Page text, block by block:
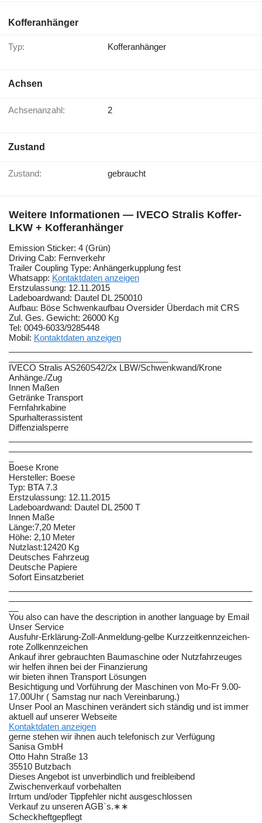
Kofferanhänger
Typ: Kofferanhänger
Achsen
Achsenanzahl: 2
Zustand
Zustand: gebraucht
Weitere Informationen — IVECO Stralis Koffer-
LKW + Kofferanhänger
Emission Sticker: 4 (Grün)
Driving Cab: Fernverkehr
Trailer Coupling Type: Anhängerkupplung fest
Whatsapp: Kontaktdaten anzeigen
Erstzulassung: 12.11.2015
Ladeboardwand: Dautel DL 250010
Aufbau: Böse Schwenkaufbau Oversider Überdach mit CRS
Zul. Ges. Gewicht: 26000 Kg
Tel: 0049-6033/9285448
Mobil: Kontaktdaten anzeigen
IVECO Stralis AS260S42/2x LBW/Schwenkwand/Krone
Anhänge./Zug
Innen Maßen
Getränke Transport
Fernfahrkabine
Spurhalterassistent
Diffenzialsperre
Boese Krone
Hersteller: Boese
Typ: BTA 7.3
Erstzulassung: 12.11.2015
Ladeboardwand: Dautel DL 2500 T
Innen Maße
Länge:7,20 Meter
Höhe: 2,10 Meter
Nutzlast:12420 Kg
Deutsches Fahrzeug
Deutsche Papiere
Sofort Einsatzberiet
You also can have the description in another language by Email
Unser Service
Ausfuhr-Erklärung-Zoll-Anmeldung-gelbe Kurzzeitkennzeichen-
rote Zollkennzeichen
Ankauf ihrer gebrauchten Baumaschine oder Nutzfahrzeuges
wir helfen ihnen bei der Finanzierung
wir bieten ihnen Transport Lösungen
Besichtigung und Vorführung der Maschinen von Mo-Fr 9.00-
17.00Uhr ( Samstag nur nach Vereinbarung.)
Unser Pool an Maschinen verändert sich ständig und ist immer
aktuell auf unserer Webseite
Kontaktdaten anzeigen
gerne stehen wir ihnen auch telefonisch zur Verfügung
Sanisa GmbH
Otto Hahn Straße 13
35510 Butzbach
Dieses Angebot ist unverbindlich und freibleibend
Zwischenverkauf vorbehalten
Irrtum und/oder Tippfehler nicht ausgeschlossen
Verkauf zu unseren AGB`s.∗∗
Scheckheftgepflegt